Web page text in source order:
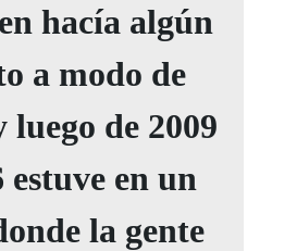
hacía algún
a modo de
luego de 2009
estuve en un
la gente